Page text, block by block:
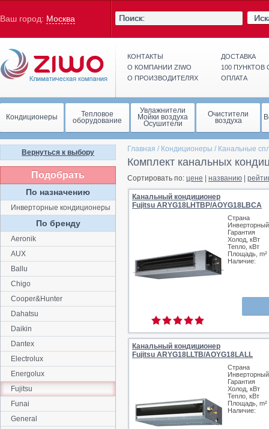
Ваш город: Москва
КОНТАКТЫ
О КОМПАНИИ ZIWO
О ПРОИЗВОДИТЕЛЯХ
ДОСТАВКА
100
ОПЛАТА
Кондиционеры Тепловое
оборудование
Увлажнители
Мойки воздуха
Осушители
Очистители
воздуха
Главная / Кондиционеры / Канальные
Комплект канальных
Сортировать по: цене названию
Канальный кондиционер
Fujitsu ARYG18LHTBP/AOYG18LВСА
Страна
Инверторный
Гарантия
Холод, кВт
Тепло, кВт
Площадь, m²
Наличие:
Канальный кондиционер
Fujitsu ARYG18LLTB/AOYG18LALL
Страна
Инверторный
Гарантия
Холод, кВт
Тепло, кВт
Площадь, m²
Наличие:
Вернуться к выбору
Подобрать
По назначению
Инверторные кондиционеры
По бренду
Aeronik
AUX
Ballu
Chigo
Cooper&Hunter
Dahatsu
Daikin
Dantex
Electrolux
Energolux
Fujitsu
Funai
General